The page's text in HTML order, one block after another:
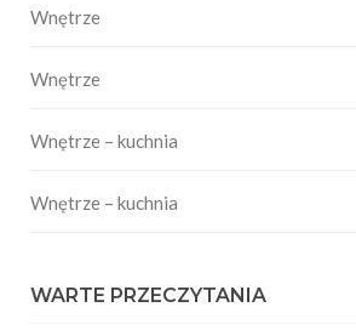
Wnętrze
Wnętrze
Wnętrze – kuchnia
Wnętrze – kuchnia
WARTE PRZECZYTANIA